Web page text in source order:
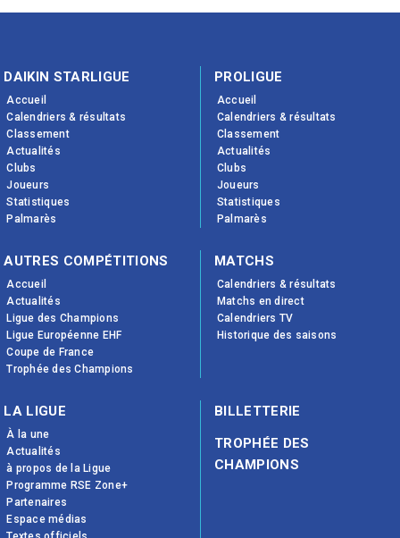
DAIKIN STARLIGUE
Accueil
Calendriers & résultats
Classement
Actualités
Clubs
Joueurs
Statistiques
Palmarès
PROLIGUE
Accueil
Calendriers & résultats
Classement
Actualités
Clubs
Joueurs
Statistiques
Palmarès
AUTRES COMPÉTITIONS
Accueil
Actualités
Ligue des Champions
Ligue Européenne EHF
Coupe de France
Trophée des Champions
MATCHS
Calendriers & résultats
Matchs en direct
Calendriers TV
Historique des saisons
LA LIGUE
À la une
Actualités
à propos de la Ligue
Programme RSE Zone+
Partenaires
Espace médias
BILLETTERIE
TROPHÉE DES
CHAMPIONS